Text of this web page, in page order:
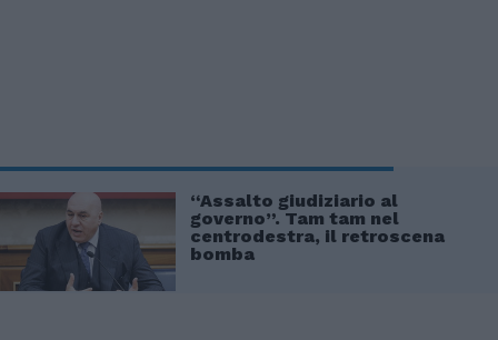
“Assalto giudiziario al
governo”. Tam tam nel
centrodestra, il retroscena
bomba